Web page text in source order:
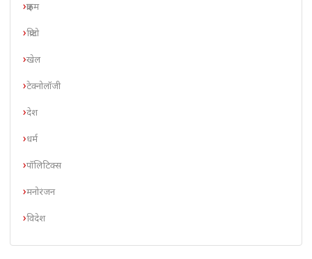
क्राइम
क्रिप्टो
खेल
टेक्नोलॉजी
देश
धर्म
पॉलिटिक्स
मनोरंजन
विदेश